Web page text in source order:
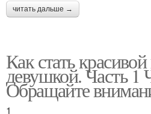
читать дальше →
Как стать
девушкой. Часть 1
Обращайте
1